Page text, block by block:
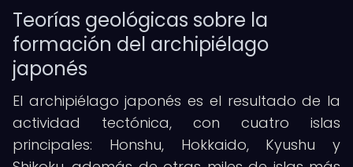
Teorías geológicas sobre la
formación del archipiélago
japonés
El archipiélago japonés es el resultado de la
actividad tectónica, con cuatro islas
principales: Honshu, Hokkaido, Kyushu y